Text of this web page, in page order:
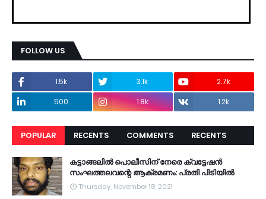
FOLLOW US
1.5k 3.1k
2.7k
500
1.8k 1.2k
POPULAR RECENTS COMMENTS RECENTS
കട്ടാങ്ങലിൽ പൊലീസിന് നേരെ ക്വട്ടേഷൻ
സംഘത്തലവന്റെ ആക്രമണം: പ്രതി പിടിയിൽ
Thursday, November 18, 2021